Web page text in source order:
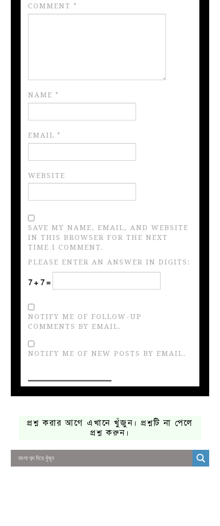
COMMENT*
NAME*
EMAIL*
WEBSITE
SAVE MY NAME, EMAIL, AND WEBSITE
IN THIS BROWSER FOR THE NEXT
TIME I COMMENT.
PLEASE ENTER AN ANSWER IN DIGITS:
7 + 7 =
NOTIFY ME OF FOLLOW-UP
COMMENTS BY EMAIL.
NOTIFY ME OF NEW POSTS BY EMAIL.
প্রশ্ন করার আগে এখানে খুঁজুন। প্রশ্নটি না পেলে
প্রশ্ন করুন।